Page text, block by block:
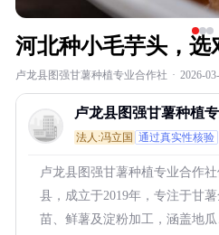
河北种小毛芋头，选
卢龙县图强甘薯种植专业合作社 · 2026-
卢龙县图强甘薯种植
法人:冯立国 通过真实性核验
卢龙县图强甘薯种植专业合作
县，成立于2019年，专注于甘
苗、鲜薯及淀粉加工，涵盖地